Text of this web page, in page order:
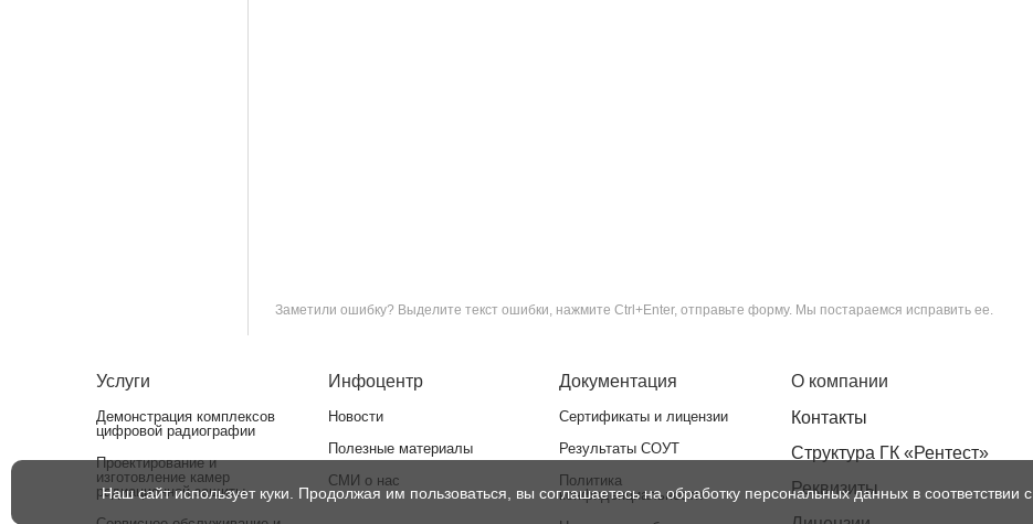
Заметили ошибку? Выделите текст ошибки, нажмите Ctrl+Enter, отправьте форму. Мы постараемся исправить ее.
Услуги
Демонстрация комплексов
цифровой радиографии
Проектирование и
изготовление камер
радиационной защиты
Инфоцентр
Новости
Полезные материалы
СМИ о нас
Документация
Сертификаты и лицензии
Результаты СОУТ
Политика
конфиденциальности
О компании
Контакты
Структура ГК «Рентест»
Реквизиты
Наш сайт использует куки. Продолжая им пользоваться, вы соглашаетесь на обработку персональных данных в соответствии с